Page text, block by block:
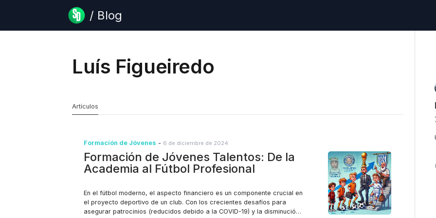
/ Blog
Luís Figueiredo
Artículos
Formación de Jóvenes - 6 de diciembre de 2024
Formación de Jóvenes Talentos: De la
Academia al Fútbol Profesional
En el fútbol moderno, el aspecto financiero es un componente crucial en
el proyecto deportivo de un club. Con los crecientes desafíos para
asegurar patrocinios (reducidos debido a la COVID-19) y la disminución